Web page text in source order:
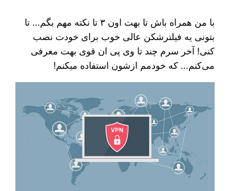
با من همراه باش تا بهت اون ۳ تا نکته مهم بگم… تا
بتونی یه فیلترشکن عالی خوب برای خودت نصب
کنی! آخر سرم چند تا وی پی ان قوی بهت معرفی
می‌کنم… که خودمم ازشون استفاده میکنم!